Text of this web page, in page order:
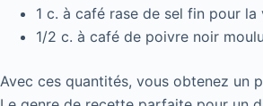
1 c. à café rase de sel fin pour la
1/2 c. à café de poivre noir moulu
Avec ces quantités, vous obtenez un